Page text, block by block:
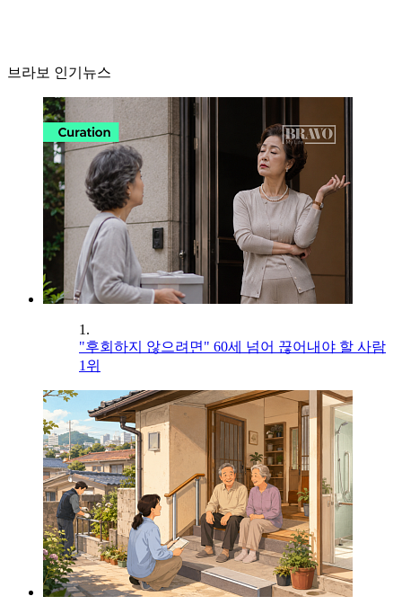
브라보 인기뉴스
1.
"후회하지 않으려면" 60세 넘어 끊어내야 할 사람
1위